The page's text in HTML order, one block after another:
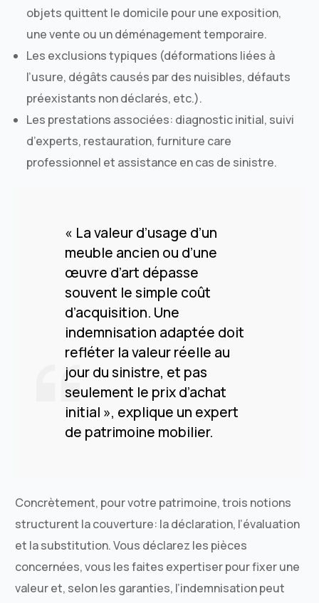
objets quittent le domicile pour une exposition,
une vente ou un déménagement temporaire.
Les exclusions typiques (déformations liées à
l’usure, dégâts causés par des nuisibles, défauts
préexistants non déclarés, etc.).
Les prestations associées: diagnostic initial, suivi
d’experts, restauration, furniture care
professionnel et assistance en cas de sinistre.
« La valeur d’usage d’un
meuble ancien ou d’une
œuvre d’art dépasse
souvent le simple coût
d’acquisition. Une
indemnisation adaptée doit
refléter la valeur réelle au
jour du sinistre, et pas
seulement le prix d’achat
initial », explique un expert
de patrimoine mobilier.
Concrètement, pour votre patrimoine, trois notions
structurent la couverture: la déclaration, l’évaluation
et la substitution. Vous déclarez les pièces
concernées, vous les faites expertiser pour fixer une
valeur et, selon les garanties, l’indemnisation peut